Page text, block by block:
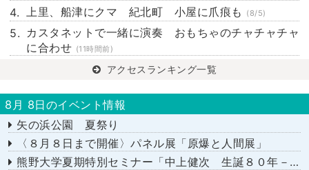
上里、船津にクマ 紀北町 小屋に爪痕も (8/5)
カスタネットで一緒に演奏 おもちゃのチャチャチャ
に合わせ (11時間前)
アクセスランキング一覧
8月 8日のイベント情報
矢の浜公園 夏祭り
〈８月８日まで開催〉パネル展「原爆と人間展」
熊野大学夏期特別セミナー「中上健次 生誕８０年－時代へのまなざし－」